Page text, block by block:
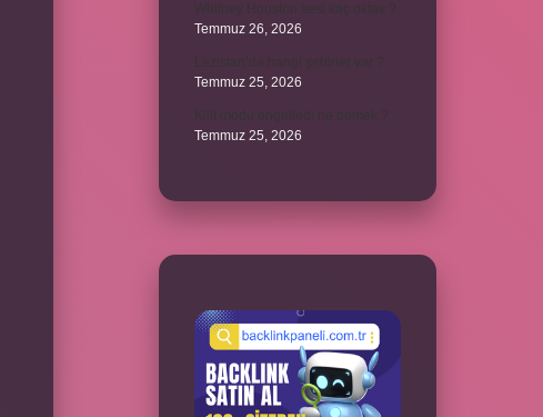
Whitney Houston sesi kaç oktav ?
Temmuz 26, 2026
Temmuz 25, 2026
Temmuz 25, 2026